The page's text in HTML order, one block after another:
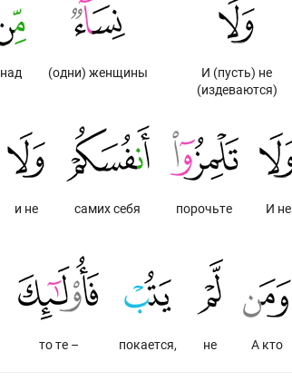
И (пусть) не
(издеваются)
(одни) женщины
над
И не
порочьте
самих себя
и не
А кто
не
покается,
то те –